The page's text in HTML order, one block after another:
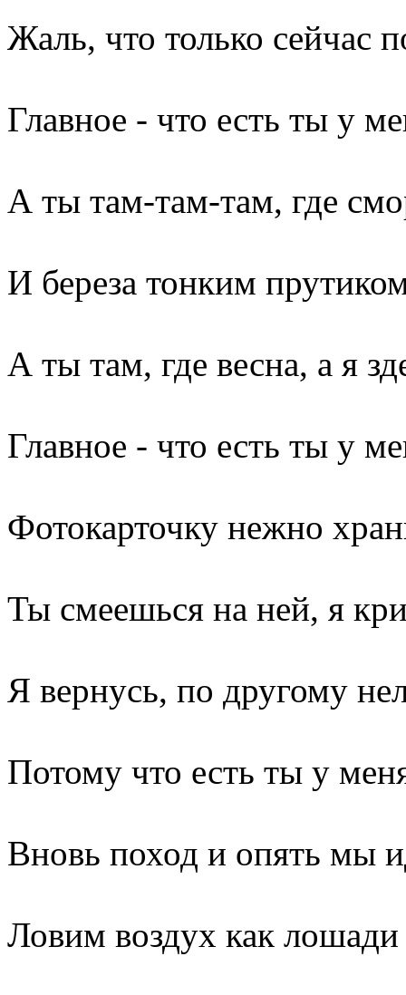
Жаль, что только сейчас
Главное - что есть ты у
А ты там-там-там, где
И береза тонким
А ты там, где весна, а я
Главное - что есть ты у
Фотокарточку нежно
Ты смеешься на ней, я
Я вернусь, по другому
Потому что есть ты у
Вновь поход и опять мы
Ловим воздух как